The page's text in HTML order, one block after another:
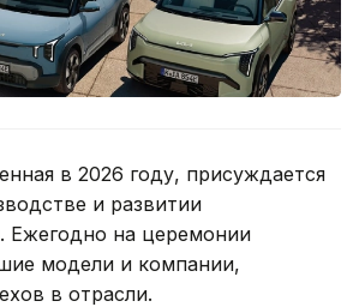
в 2026 году, присуждается
и развитии
Ежегодно на церемонии
модели и компании,
в отрасли.